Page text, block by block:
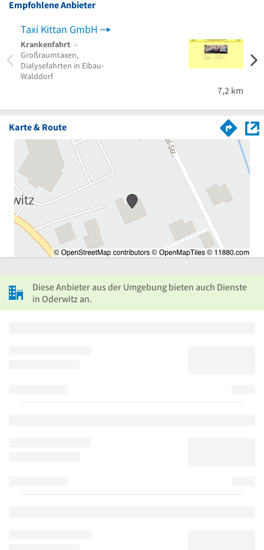
Empfohlene Anbieter
Taxi Kittan GmbH
Krankenfahrt –
Großraumtaxen,
Dialysefahrten in Eibau-
Walddorf
7,2 km
Karte & Route
Diese Anbieter aus der Umgebung bieten auch Dienste
in Oderwitz an.